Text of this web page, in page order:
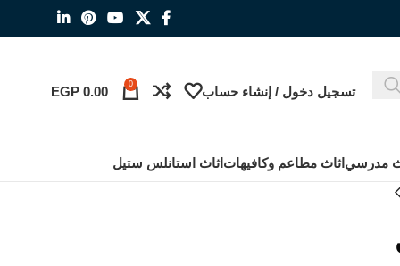
تسجيل دخول / إنشاء حساب 0
EGP 0.00
مدرسي اثاث مطاعم وكافيهات اثاث استانلس ستيل